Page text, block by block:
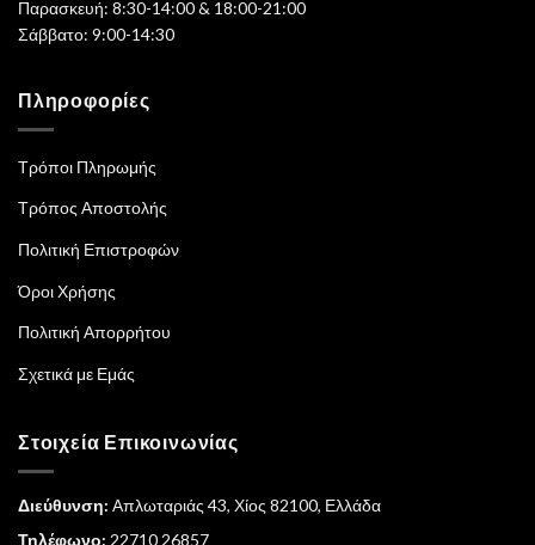
Παρασκευή: 8:30-14:00 & 18:00-21:00
Σάββατο: 9:00-14:30
Πληροφορίες
Τρόποι Πληρωμής
Τρόπος Αποστολής
Πολιτική Επιστροφών
Όροι Χρήσης
Πολιτική Απορρήτου
Σχετικά με Εμάς
Στοιχεία Επικοινωνίας
Διεύθυνση: Απλωταριάς 43, Χίος 82100, Ελλάδα
Τηλέφωνο: 22710 26857